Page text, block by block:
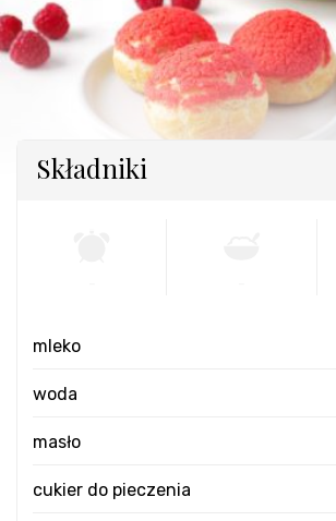
Składniki
mleko
woda
masło
cukier do pieczenia